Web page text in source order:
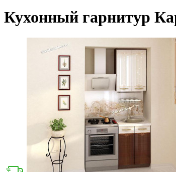
Кухонный гарнитур